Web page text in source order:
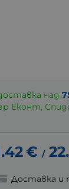
над
Еконт,
€ /
Доставка и